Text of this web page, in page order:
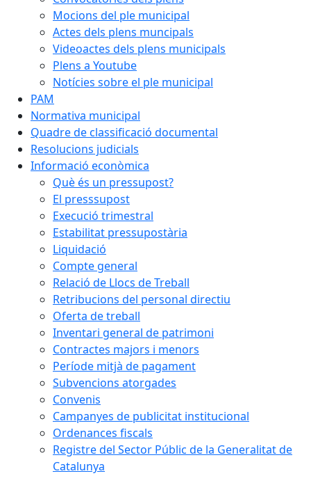
Mocions del ple municipal
Actes dels plens muncipals
Videoactes dels plens municipals
Plens a Youtube
Notícies sobre el ple municipal
PAM
Normativa municipal
Quadre de classificació documental
Resolucions judicials
Informació econòmica
Què és un pressupost?
El presssupost
Execució trimestral
Estabilitat pressupostària
Liquidació
Compte general
Relació de Llocs de Treball
Retribucions del personal directiu
Oferta de treball
Inventari general de patrimoni
Contractes majors i menors
Període mitjà de pagament
Subvencions atorgades
Convenis
Campanyes de publicitat institucional
Ordenances fiscals
Registre del Sector Públic de la Generalitat de
Catalunya